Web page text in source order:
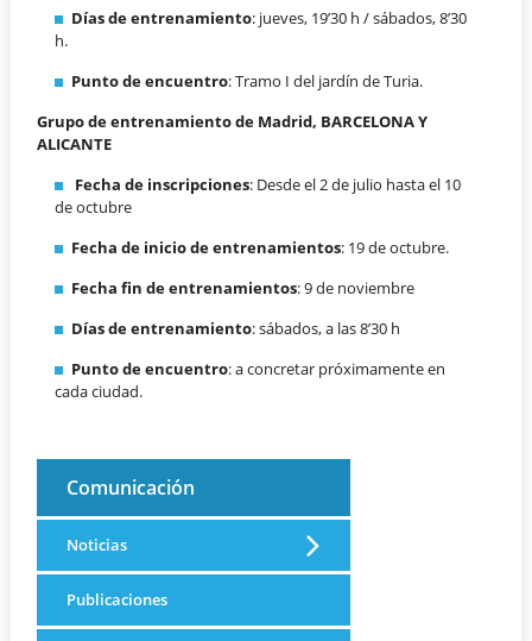
Días de entrenamiento: jueves, 19’30 h / sábados, 8’30
h.
Punto de encuentro: Tramo I del jardín de Turia.
Grupo de entrenamiento de Madrid, BARCELONA Y
ALICANTE
Fecha de inscripciones: Desde el 2 de julio hasta el 10
de octubre
Fecha de inicio de entrenamientos: 19 de octubre.
Fecha fin de entrenamientos: 9 de noviembre
Días de entrenamiento: sábados, a las 8’30 h
Punto de encuentro: a concretar próximamente en
cada ciudad.
Comunicación
Noticias
Publicaciones